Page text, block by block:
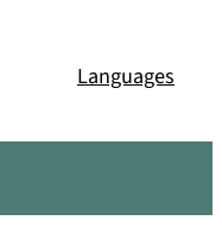
Languages